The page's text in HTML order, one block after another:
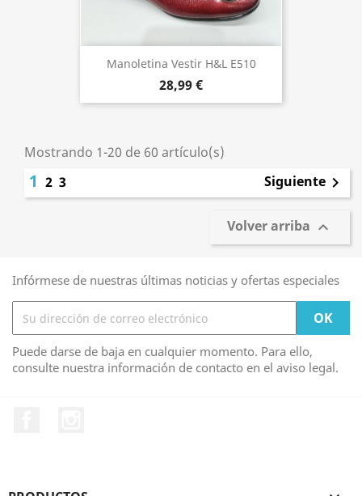
Manoletina Vestir H&L E510
28,99 €
Mostrando 1-20 de 60 artículo(s)
1 2 3 Siguiente 
Volver arriba 
Infórmese de nuestras últimas noticias y ofertas especiales
Puede darse de baja en cualquier momento. Para ello,
consulte nuestra información de contacto en el aviso legal.